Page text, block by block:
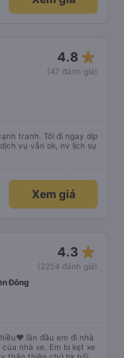
4.8 star_rate
(47 đánh giá)
tranh. Tôi đi ngay dịp
vụ vẫn ok, nv lịch sự
Xem giá
4.3 star_rate
(2254 đánh giá)
Đông
lần đầu em đi nhà
nhà xe. Em bị kẹt xe